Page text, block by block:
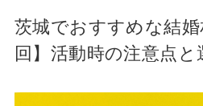
茨城でおすすめな結
回】活動時の注意点